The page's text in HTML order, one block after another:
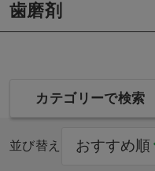
歯磨剤
カテゴリーで検索
並び替え